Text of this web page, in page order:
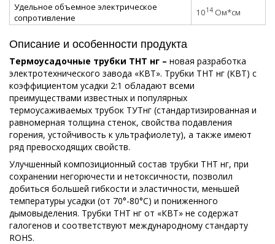
Удельное объемное электрическое
сопротивление
1014 Ом*см
Описание и особенности продукта
Термоусадочные трубки ТНТ нг – новая разработка
электротехнического завода «КВТ». Трубки ТНТ нг (КВТ) с
коэффициентом усадки 2:1 обладают всеми
преимуществами известных и популярных
термоусаживаемых трубок ТУТнг (стандартизированная и
равномерная толщина стенок, свойства подавления
горения, устойчивость к ультрафиолету), а также имеют
ряд превосходящих свойств.
Улучшенный композиционный состав трубки ТНТ нг, при
сохранении негорючести и нетоксичности, позволил
добиться большей гибкости и эластичности, меньшей
температуры усадки (от 70°-80°С) и пониженного
дымовыделения. Трубки ТНТ нг от «КВТ» не содержат
галогенов и соответствуют международному стандарту
ROHS.